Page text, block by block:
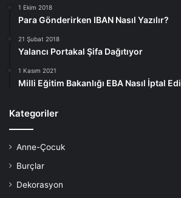
1 Ekim 2018
Para Gönderirken IBAN Nasıl Yazılır?
21 Şubat 2018
Yalancı Portakal Şifa Dağıtıyor
1 Kasım 2021
Milli Eğitim Bakanlığı EBA Nasıl İptal
Kategoriler
Anne-Çocuk
Burçlar
Dekorasyon